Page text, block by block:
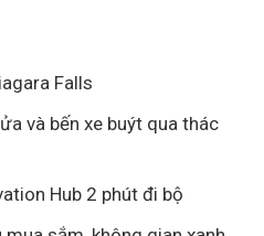
Falls
và bến xe buýt qua thác
Hub 2 phút đi bộ